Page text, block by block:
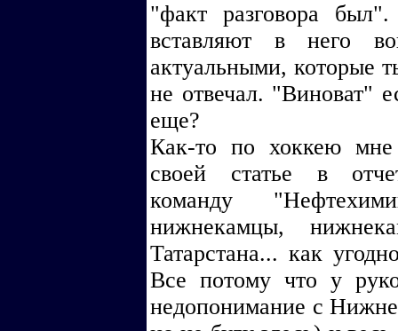
"факт разговора
вставляют в него
актуальными, которые
не отвечал. "Виноват"
еще?
Как-то по хоккею
своей статье в
команду
нижнекамцы,
Татарстана... как
Все потому что у
недопонимание с